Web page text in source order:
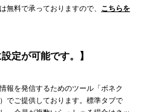
料で承っておりますので、 こちらを
定が可能です。】
報を発信するためのツール「ボネク
でご提供しております。標準タブで